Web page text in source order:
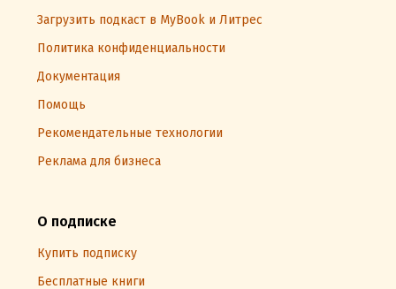
Загрузить подкаст в MyBook и Литрес
Политика конфиденциальности
Документация
Помощь
Рекомендательные технологии
Реклама для бизнеса
О подписке
Купить подписку
Бесплатные книги